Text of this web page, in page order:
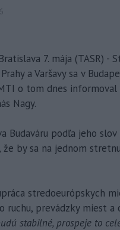
7. mája (TASR) -
a Varšavy sa v
o tom dnes informoval
Nagy.
Budaváru podľa jeho
že by sa na jednom
stredoeurópskych
ruchu, prevádzky miest a
stabilné, prospeje to